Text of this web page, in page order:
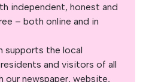
independent, honest and
– both online and in
supports the local
and visitors of all
our newspaper, website,